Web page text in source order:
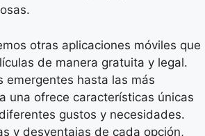
otras aplicaciones móviles que
de manera gratuita y legal.
emergentes hasta las más
una ofrece características únicas
gustos y necesidades.
y desventajas de cada opción,